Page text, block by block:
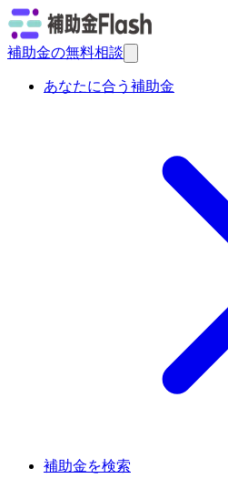
補助金の無料相談
あなたに合う補助金
補助金を検索